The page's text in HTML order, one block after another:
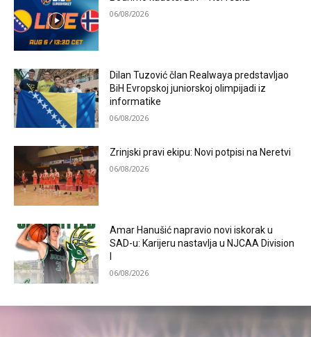
06/08/2026
Dilan Tuzović član Realwaya predstavljao
BiH Evropskoj juniorskoj olimpijadi iz
informatike
06/08/2026
Zrinjski pravi ekipu: Novi potpisi na Neretvi
06/08/2026
Amar Hanušić napravio novi iskorak u
SAD-u: Karijeru nastavlja u NJCAA Division
06/08/2026